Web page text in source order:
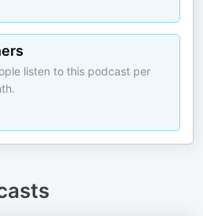
listen to this podcast per